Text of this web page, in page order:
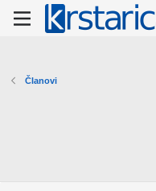
Članovi